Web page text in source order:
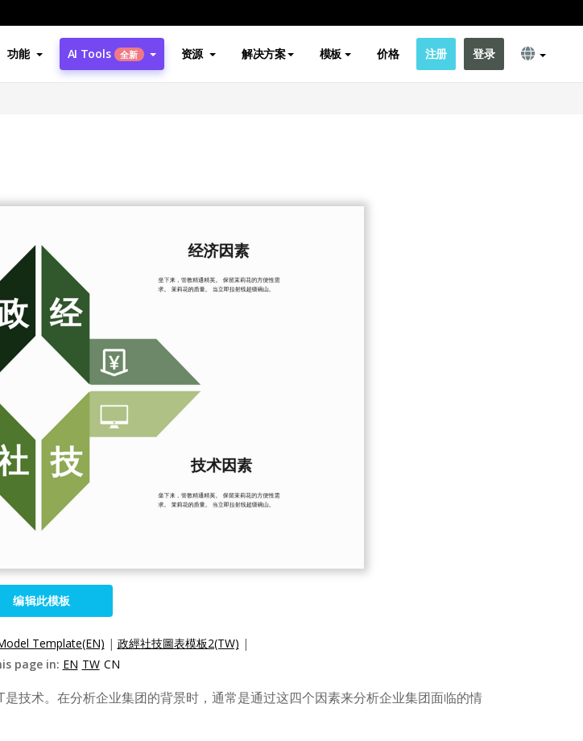
功能 AI Tools 全新 资源 解决方案 模板 价格 注册 登录
编辑此模板
Template(EN) | 政經社技圖表模板2(TW) |
page in: EN TW CN
技术。在分析企业集团的背景时，通常是通过这四个因素来分析企业集团面临的情